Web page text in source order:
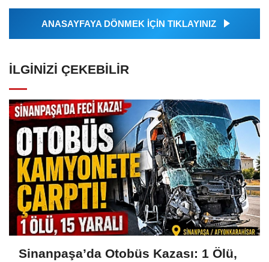
ANASAYFAYA DÖNMEK İÇİN TIKLAYINIZ
İLGINIZI ÇEKEBILIR
Sinanpaşa’da Otobüs Kazası: 1 Ölü,